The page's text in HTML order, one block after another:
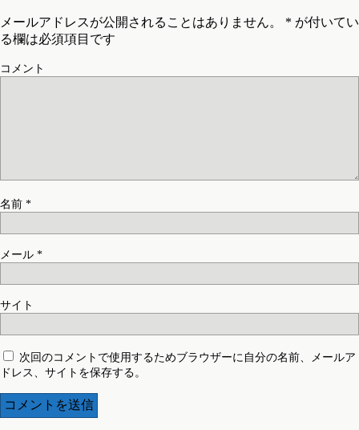
メールアドレスが公開されることはありません。 * が付いてい
る欄は必須項目です
コメント
名前 *
メール *
サイト
次回のコメントで使用するためブラウザーに自分の名前、メールア
ドレス、サイトを保存する。